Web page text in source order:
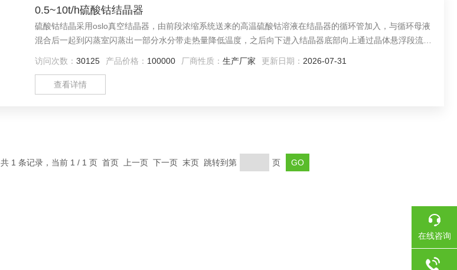
0.5~10t/h硫酸钴结晶器
硫酸钴结晶采用oslo真空结晶器，由前段浓缩系统送来的高温硫酸钴溶液在结晶器的循环管加入，与循环母液
混合后一起到闪蒸室闪蒸出一部分水分带走热量降低温度，之后向下进入结晶器底部向上通过晶体悬浮段流化
访问次数： 30125 产品价格： 100000 厂商性质： 生产厂家 更新日期： 2026-07-31
查看详情
共 1 条记录，当前 1 / 1 页 首页 上一页 下一页 末页 跳转到第 页
在线咨询